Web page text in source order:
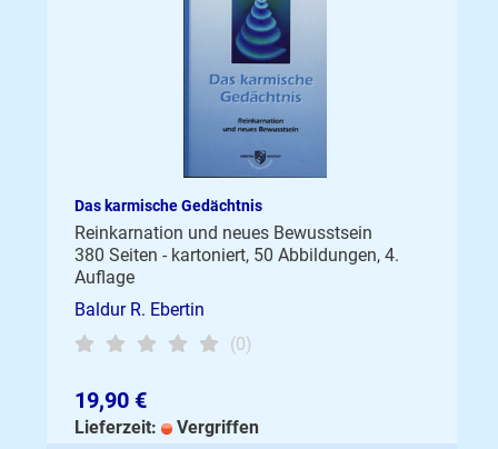
Das karmische Gedächtnis
Reinkarnation und neues Bewusstsein
380 Seiten - kartoniert, 50 Abbildungen, 4.
Auflage
Baldur R. Ebertin
(0)
19,90 €
Lieferzeit:
Vergriffen